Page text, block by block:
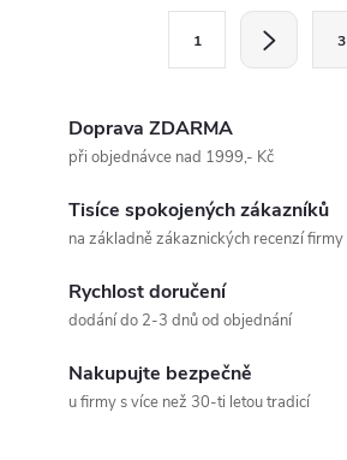
1 3
Doprava ZDARMA
při objednávce nad 1999,- Kč
Tisíce spokojených zákazníků
na základně zákaznických recenzí firmy
Rychlost doručení
dodání do 2-3 dnů od objednání
Nakupujte bezpečně
u firmy s více než 30-ti letou tradicí